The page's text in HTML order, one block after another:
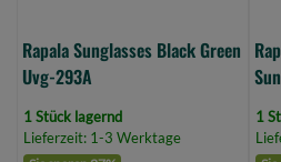
Rapala Sunglasses Black Green
Uvg-293A
1 Stück lagernd
Lieferzeit: 1-3 Werktage
1